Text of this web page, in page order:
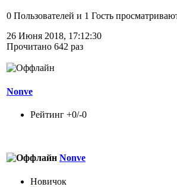
0 Пользователей и 1 Гость
26 Июня 2018, 17:12:30
Прочитано 642 раз
Nonve
Рейтинг +0/-0
Nonve
Новичок